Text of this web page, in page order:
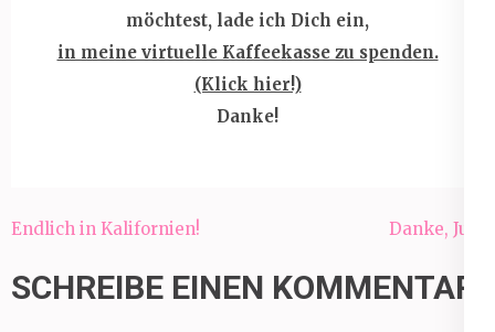
möchtest, lade ich Dich ein,
in meine virtuelle Kaffeekasse zu spenden.
(Klick hier!)
Danke!
Beitragsnavigation
Endlich in Kalifornien! Danke, Juli!
SCHREIBE EINEN KOMMENTAR